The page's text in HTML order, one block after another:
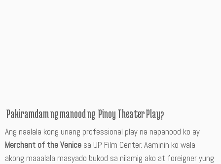
Pakiramdam ng manood ng Pinoy Theater Play?
Ang naalala kong unang professional play na napanood ko ay
Merchant of the Venice sa UP Film Center. Aaminin ko wala
akong maaalala masyado bukod sa nilamig ako at foreigner yung